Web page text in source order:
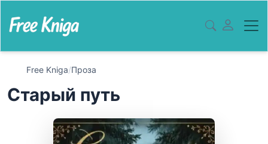
Free Kniga/Проза
Старый путь